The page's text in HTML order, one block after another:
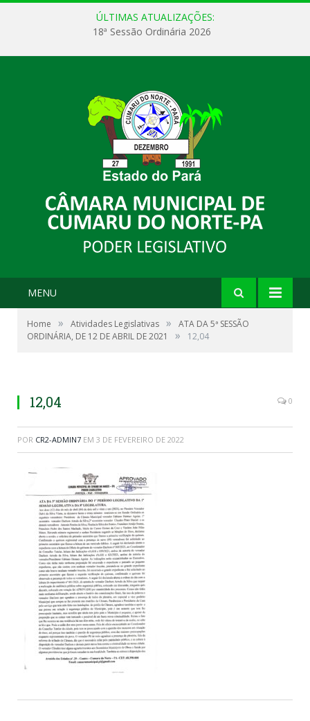
ÚLTIMAS ATUALIZAÇÕES:
18ª Sessão Ordinária 2026
MENU
Home » Atividades Legislativas »
ATA DA 5ª SESSÃO
ORDINÁRIA, DE 12 DE ABRIL DE 2021
» 12,04
12,04 0
POR CR2-ADMIN7 EM 3 DE FEVEREIRO DE 2022